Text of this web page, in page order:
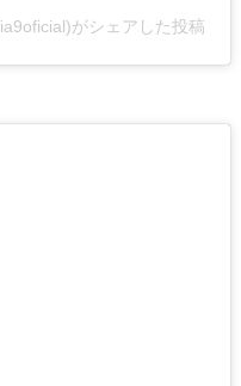
がシェアした投稿